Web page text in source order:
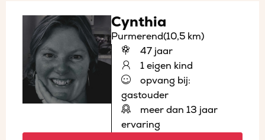
Cynthia
Purmerend(10,5 km)
47 jaar
1 eigen kind
opvang bij:
gastouder
meer dan 13 jaar
ervaring